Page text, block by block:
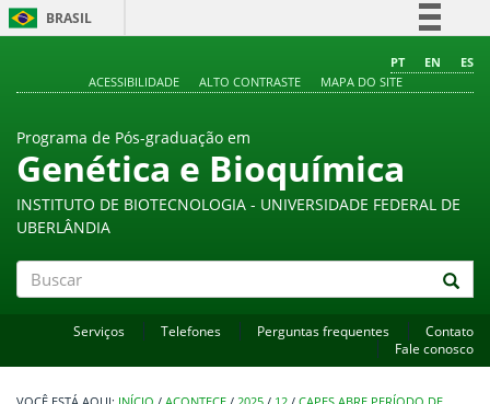
BRASIL
Comunica BR
Acesso à informação
Legislação
PT EN
ES
ACESSIBILIDADE
ALTO CONTRASTE MAPA DO SITE
Programa de Pós-graduação em
Genética e Bioquímica
INSTITUTO DE BIOTECNOLOGIA - UNIVERSIDADE FEDERAL DE
UBERLÂNDIA
Serviços Telefones Perguntas frequentes
Contato
Fale conosco